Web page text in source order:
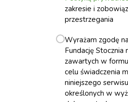
zakresie i
przestrzegania
Wyrażam zgodę
Fundację Stocznia
zawartych w
celu świadczenia
niniejszego
określonych w